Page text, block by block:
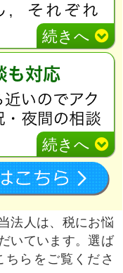
続きへ
続きへ
法人は、税にお悩
いています。選ば
らをご覧くださ